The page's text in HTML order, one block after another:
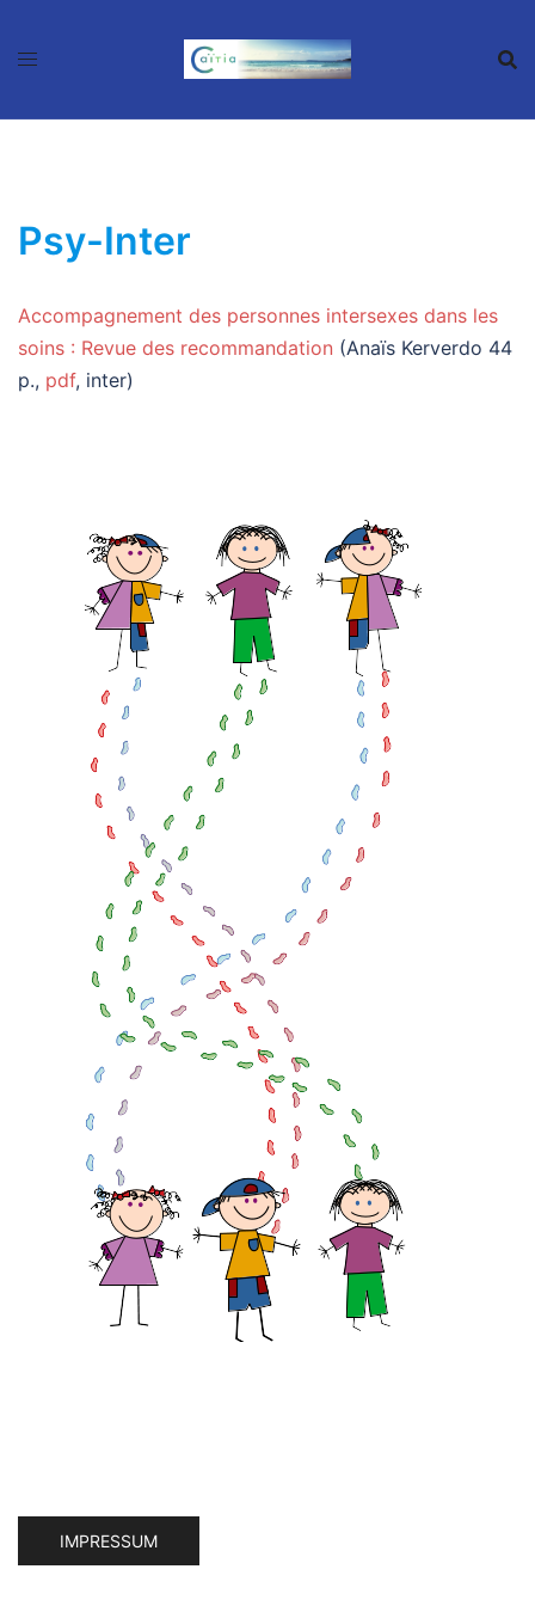
Inhalt
Psy-Inter
Accompagnement des personnes intersexes dans les
soins : Revue des recommandation (Anaïs Kerverdo 44
p., pdf, inter)
IMPRESSUM